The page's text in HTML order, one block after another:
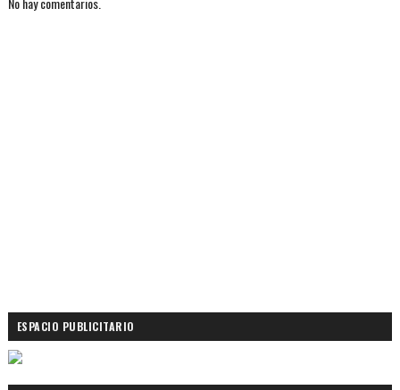
ESPACIO PUBLICITARIO